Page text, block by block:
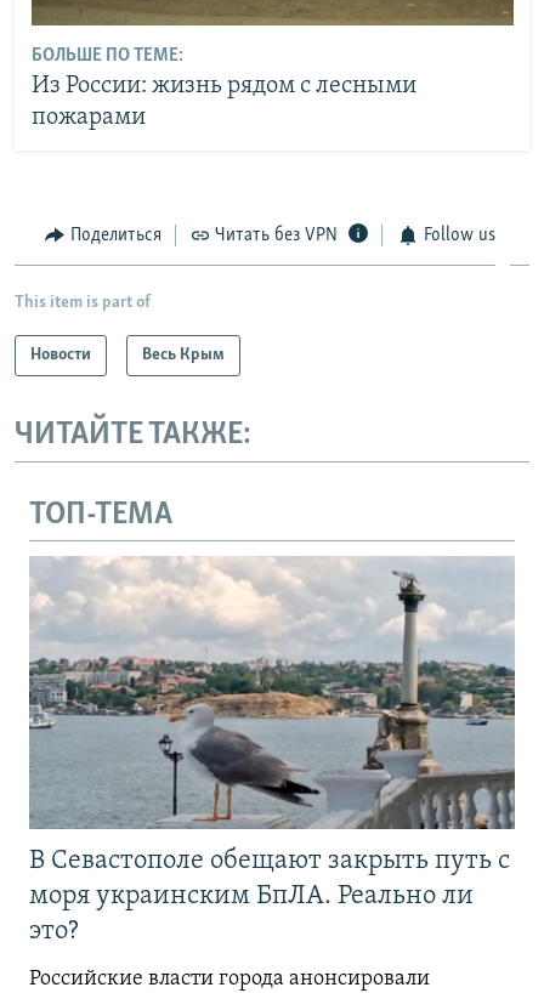
БОЛЬШЕ ПО ТЕМЕ:
Из России: жизнь рядом с лесными
пожарами
Поделиться Читать без VPN Follow us
This item is part of
Новости Весь Крым
ЧИТАЙТЕ ТАКЖЕ:
ТОП-ТЕМА
В Севастополе обещают закрыть путь с
моря украинским БпЛА. Реально ли
это?
Российские власти города анонсировали